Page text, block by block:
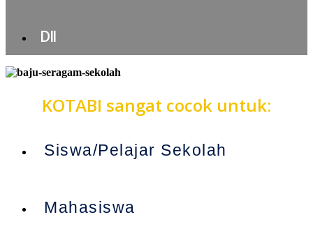
Dll
KOTABI sangat cocok untuk:
Siswa/Pelajar Sekolah
Mahasiswa